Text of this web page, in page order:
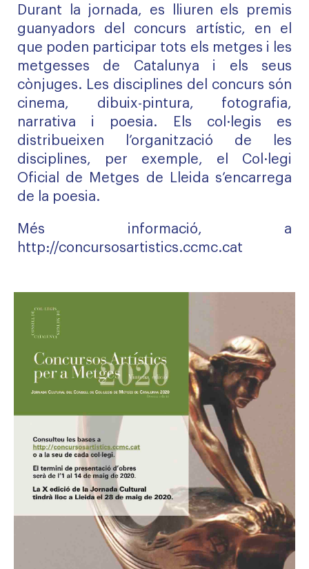
Durant la jornada, es lliuren els premis
guanyadors del concurs artístic, en el
que poden participar tots els metges i les
metgesses de Catalunya i els seus
cònjuges. Les disciplines del concurs són
cinema, dibuix-pintura, fotografia,
narrativa i poesia. Els col·legis es
distribueixen l’organització de les
disciplines, per exemple, el Col·legi
Oficial de Metges de Lleida s’encarrega
de la poesia.
Més informació, a
http://concursosartistics.ccmc.cat